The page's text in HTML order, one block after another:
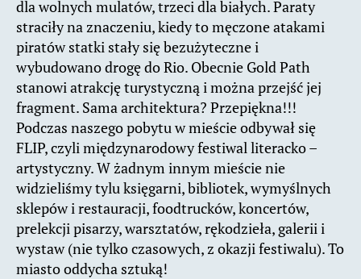
dla wolnych mulatów, trzeci dla białych. Paraty
straciły na znaczeniu, kiedy to męczone atakami
piratów statki stały się bezużyteczne i
wybudowano drogę do Rio. Obecnie Gold Path
stanowi atrakcję turystyczną i można przejść jej
fragment. Sama architektura? Przepiękna!!!
Podczas naszego pobytu w mieście odbywał się
FLIP, czyli międzynarodowy festiwal literacko –
artystyczny. W żadnym innym mieście nie
widzieliśmy tylu księgarni, bibliotek, wymyślnych
sklepów i restauracji, foodtrucków, koncertów,
prelekcji pisarzy, warsztatów, rękodzieła, galerii i
wystaw (nie tylko czasowych, z okazji festiwalu). To
miasto oddycha sztuką!